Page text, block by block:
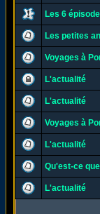
Les 6
Les petites
Voyages à
L'actualité
L'actualité
Voyages à
L'actualité
Qu'est-ce
L'actualité